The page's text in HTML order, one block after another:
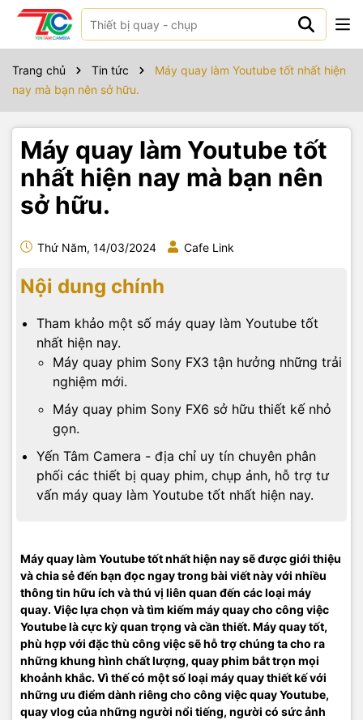
Trang chủ Tin tức
Máy quay làm Youtube tốt nhất hiện
nay mà bạn nên sở hữu.
Máy quay làm Youtube tốt
nhất hiện nay mà bạn nên
sở hữu.
Thứ Năm, 14/03/2024 Cafe Link
Nội dung chính
Tham khảo một số máy quay làm Youtube tốt
nhất hiện nay.
Máy quay phim Sony FX3 tận hưởng những trải
nghiệm mới.
Máy quay phim Sony FX6 sở hữu thiết kế nhỏ
gọn.
Yến Tâm Camera - địa chỉ uy tín chuyên phân
phối các thiết bị quay phim, chụp ảnh, hỗ trợ tư
vấn máy quay làm Youtube tốt nhất hiện nay.
Máy quay làm Youtube tốt nhất hiện nay sẽ được giới thiệu
và chia sẻ đến bạn đọc ngay trong bài viết này với nhiều
thông tin hữu ích và thú vị liên quan đến các loại máy
quay. Việc lựa chọn và tìm kiếm máy quay cho công việc
Youtube là cực kỳ quan trọng và cần thiết. Máy quay tốt,
phù hợp với đặc thù công việc sẽ hỗ trợ chúng ta cho ra
những khung hình chất lượng, quay phim bắt trọn mọi
khoảnh khắc. Vì thế có một số loại máy quay thiết kế với
những ưu điểm dành riêng cho công việc quay Youtube,
quay vlog của những người nổi tiếng, người có sức ảnh